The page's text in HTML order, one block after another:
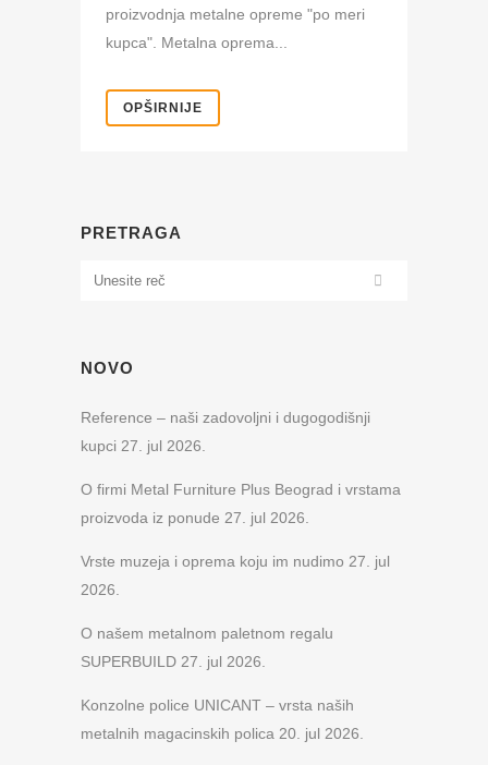
proizvodnja metalne opreme "po meri
kupca". Metalna oprema...
OPŠIRNIJE
PRETRAGA
NOVO
Reference – naši zadovoljni i dugogodišnji
kupci 27. jul 2026.
O firmi Metal Furniture Plus Beograd i vrstama
proizvoda iz ponude 27. jul 2026.
Vrste muzeja i oprema koju im nudimo 27. jul
2026.
O našem metalnom paletnom regalu
SUPERBUILD 27. jul 2026.
Konzolne police UNICANT – vrsta naših
metalnih magacinskih polica 20. jul 2026.